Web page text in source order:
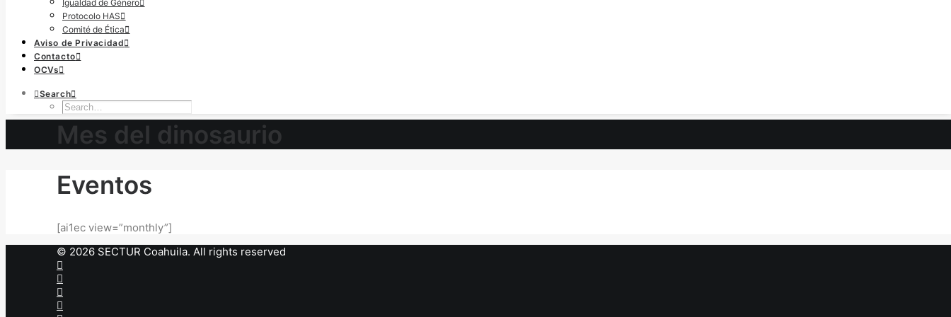
Igualdad de Género
Protocolo HAS
Comité de Ética
Aviso de Privacidad
Contacto
OCVs
Search
Mes del dinosaurio
Eventos
[ai1ec view=”monthly”]
© 2026 SECTUR Coahuila. All rights reserved